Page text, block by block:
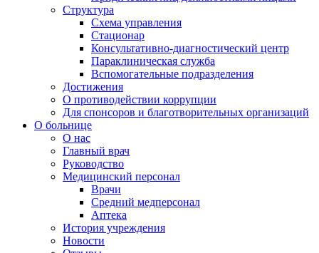
Структура
Схема управления
Стационар
Консультативно-диагностический центр
Параклиническая служба
Вспомогательные подразделения
Достижения
О противодействии коррупции
Для спонсоров и благотворительных организаций
О больнице
О нас
Главный врач
Руководство
Медицинский персонал
Врачи
Средний медперсонал
Аптека
История учреждения
Новости